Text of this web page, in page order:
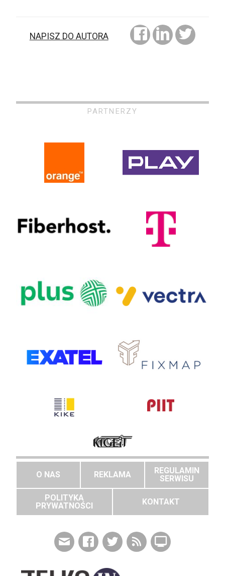
NAPISZ DO AUTORA
PARTNERZY
O NAS REKLAMA
REGULAMIN
SERWISU
POLITYKA
PRYWATNOŚCI
KONTAKT